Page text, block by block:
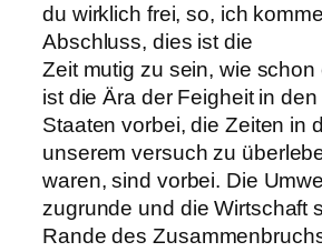
du wirklich frei, so, ich
Abschluss, dies ist die
Zeit mutig zu sein, wie
ist die Ära der Feigheit in
Staaten vorbei, die Zeiten in
unserem versuch zu
waren, sind vorbei. Die
zugrunde und die Wirtschaft
Rande des